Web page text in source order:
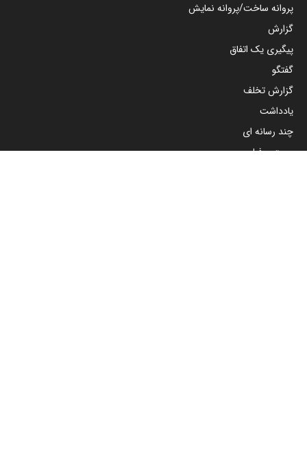
پروانه ساخت/پروانه نمایش
گزارش
پیگیری یک اتفاق
گفتگو
گزارش تخلف
یادداشت
چند رسانه ای
صوت و فیلم